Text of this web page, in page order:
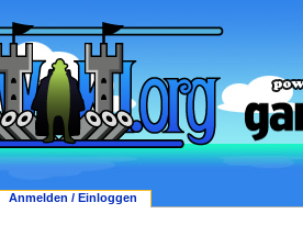
Anmelden / Einloggen